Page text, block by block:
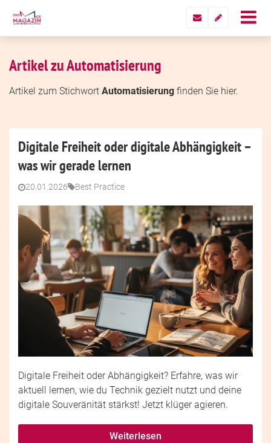
Artikel zu Automatisierung
Artikel zum Stichwort Automatisierung finden Sie hier.
Digitale Freiheit oder digitale Abhängigkeit –
was wir gerade lernen
20.01.2026 Best Practice
Digitale Freiheit oder Abhängigkeit? Erfahre, was wir
aktuell lernen, wie du Technik gezielt nutzt und deine
digitale Souveränität stärkst! Jetzt klüger agieren.
Weiterlesen